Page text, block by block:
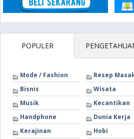
POPULER
Mode / Fashion
Resep
Bisnis
Wisata
Musik
Kecantikan
Handphone
Dunia Kerja
Kerajinan
Hobi